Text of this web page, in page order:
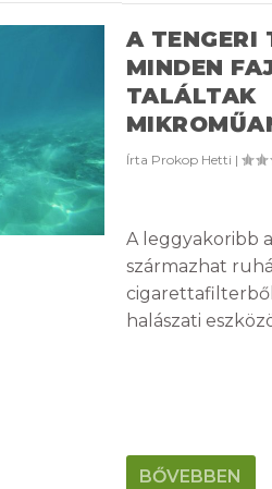
A TENGERI
MINDEN
TALÁLTAK
Írta Prokop Hetti |
A leggyakoribb
származhat
cigarettafilterből
halászati
BŐVEBBEN